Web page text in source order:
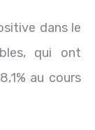
dans le
qui ont
au cours